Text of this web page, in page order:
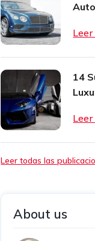
Leer
14
Leer
Leer todas las
About us